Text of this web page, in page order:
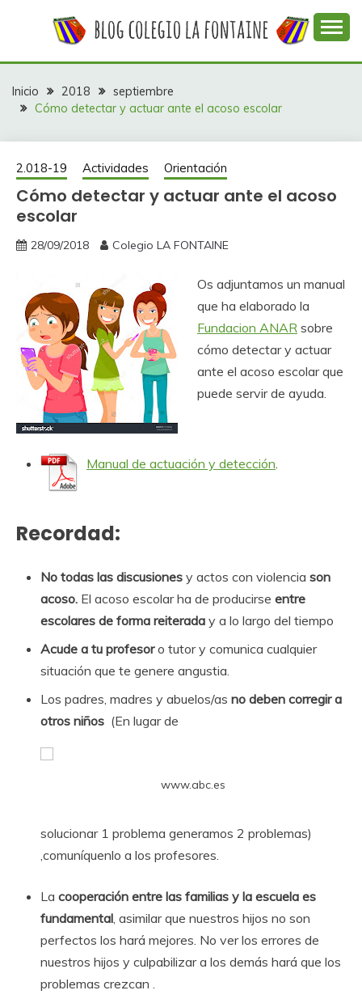
COLEGIO LA
FONTAINE
colegio La Fontaine
Inicio 2018
septiembre
Cómo detectar y actuar ante el acoso escolar
2.018-19 Actividades Orientación
Cómo detectar y actuar ante el acoso
escolar
28/09/2018 Colegio LA FONTAINE
Os adjuntamos un manual
que ha elaborado la
Fundacion ANAR sobre
cómo detectar y actuar
ante el acoso escolar que
puede servir de ayuda.
Manual de actuación y detección
Recordad:
No todas las discusiones y actos con violencia son
acoso. El acoso escolar ha de producirse entre
escolares de forma reiterada y a lo largo del tiempo
Acude a tu profesoro tutor y comunica cualquier
situación que te genere angustia.
Los padres, madres y abuelos/as no deben corregir a
otros niños (En lugar de
www.abc.es
solucionar 1 problema generamos 2 problemas)
,comuníquenlo a los profesores.
La cooperación entre las familias y la escuela es
fundamental, asimilar que nuestros hijos no son
perfectos los hará mejores. No ver los errores de
nuestros hijos y culpabilizar a los demás hará que los
problemas crezcan .